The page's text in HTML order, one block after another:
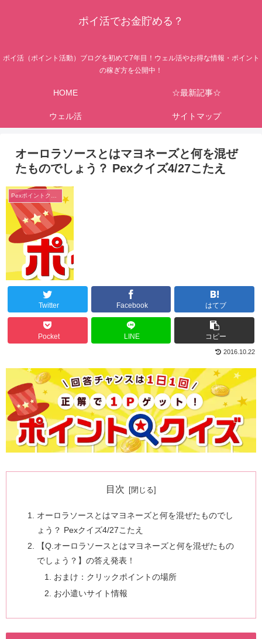
ポイ活でお金貯める？
ポイ活（ポイント活動）ブログを初めて7年目！ウェル活やお得な情報・ポイント
の稼ぎ方を公開中！
HOME ☆最新記事☆
ウェル活 サイトマップ
オーロラソースとはマヨネーズと何を混ぜ
たものでしょう？ Pexクイズ4/27こたえ
Pexポイントクイズ
Twitter Facebook はてブ
Pocket LINE コピー
2016.10.22
目次
オーロラソースとはマヨネーズと何を混ぜたものでし
ょう？ Pexクイズ4/27こたえ
【Q.オーロラソースとはマヨネーズと何を混ぜたもの
でしょう？】の答え発表！
おまけ：クリックポイントの場所
お小遣いサイト情報